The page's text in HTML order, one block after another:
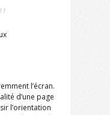
l’écran.
d’une page
l’orientation